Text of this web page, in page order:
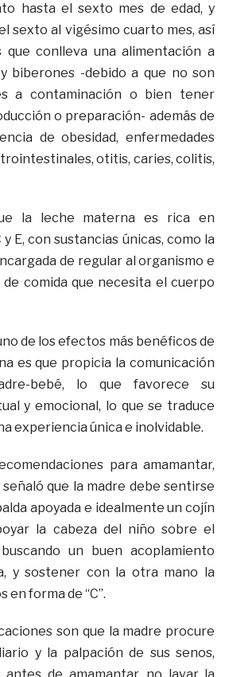
hasta el sexto mes de edad, y
sexto al vigésimo cuarto mes, así
que conlleva una alimentación a
biberones -debido a que no son
a contaminación o bien tener
o preparación- además de
de obesidad, enfermedades
otitis, caries, colitis,
la leche materna es rica en
y E, con sustancias únicas, como la
de regular al organismo e
comida que necesita el cuerpo
de los efectos más benéficos de
es que propicia la comunicación
bebé, lo que favorece su
y emocional, lo que se traduce
experiencia única e inolvidable.
para amamantar,
señaló que la madre debe sentirse
apoyada e idealmente un cojín
la cabeza del niño sobre el
un buen acoplamiento
y sostener con la otra mano la
en forma de “C”.
son que la madre procure
y la palpación de sus senos,